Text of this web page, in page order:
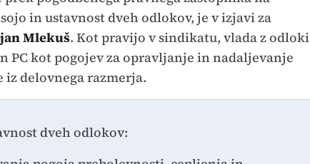
in ustavnost dveh odlokov, je v izjavi za
Mlekuš. Kot pravijo v sindikatu, vlada z odloki
PC kot pogojev za opravljanje in nadaljevanje
iz delovnega razmerja.
dveh odlokov: